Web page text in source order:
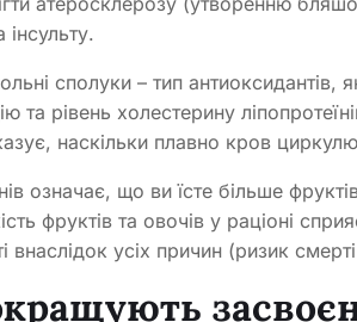
сполуки – тип антиоксидантів,
та рівень холестерину
наскільки плавно кров
означає, що ви їсте більше
фруктів та овочів у раціоні
внаслідок усіх причин (ризик